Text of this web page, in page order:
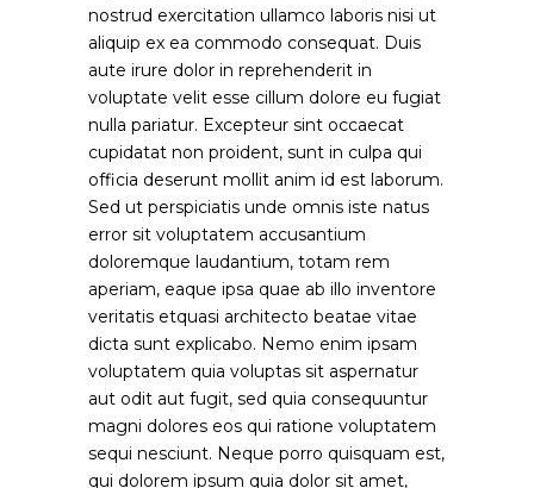
nostrud exercitation ullamco laboris nisi ut
aliquip ex ea commodo consequat. Duis
aute irure dolor in reprehenderit in
voluptate velit esse cillum dolore eu fugiat
nulla pariatur. Excepteur sint occaecat
cupidatat non proident, sunt in culpa qui
officia deserunt mollit anim id est laborum.
Sed ut perspiciatis unde omnis iste natus
error sit voluptatem accusantium
doloremque laudantium, totam rem
aperiam, eaque ipsa quae ab illo inventore
veritatis etquasi architecto beatae vitae
dicta sunt explicabo. Nemo enim ipsam
voluptatem quia voluptas sit aspernatur
aut odit aut fugit, sed quia consequuntur
magni dolores eos qui ratione voluptatem
sequi nesciunt. Neque porro quisquam est,
qui dolorem ipsum quia dolor sit amet,